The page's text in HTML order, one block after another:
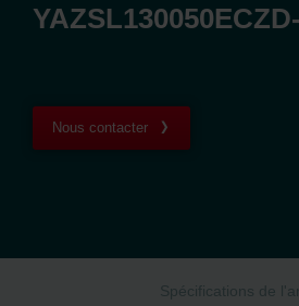
Nous contacter
Spécifications de